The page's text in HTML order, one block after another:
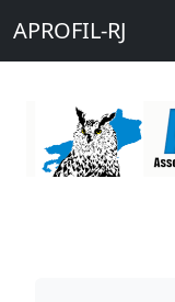
APROFIL-RJ